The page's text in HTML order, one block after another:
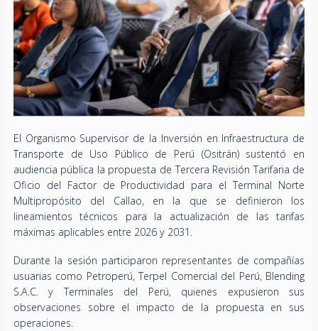
El Organismo Supervisor de la Inversión en Infraestructura de
Transporte de Uso Público de Perú (Ositrán) sustentó en
audiencia pública la propuesta de Tercera Revisión Tarifaria de
Oficio del Factor de Productividad para el Terminal Norte
Multipropósito del Callao, en la que se definieron los
lineamientos técnicos para la actualización de las tarifas
máximas aplicables entre 2026 y 2031.
Durante la sesión participaron representantes de compañías
usuarias como Petroperú, Terpel Comercial del Perú, Blending
S.A.C. y Terminales del Perú, quienes expusieron sus
observaciones sobre el impacto de la propuesta en sus
operaciones.